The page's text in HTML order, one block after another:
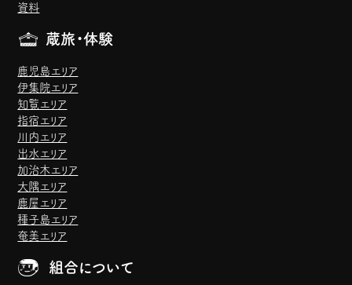
資料
蔵旅・体験
鹿児島エリア
伊集院エリア
知覧エリア
指宿エリア
川内エリア
出水エリア
加治木エリア
大隅エリア
鹿屋エリア
種子島エリア
奄美エリア
組合について